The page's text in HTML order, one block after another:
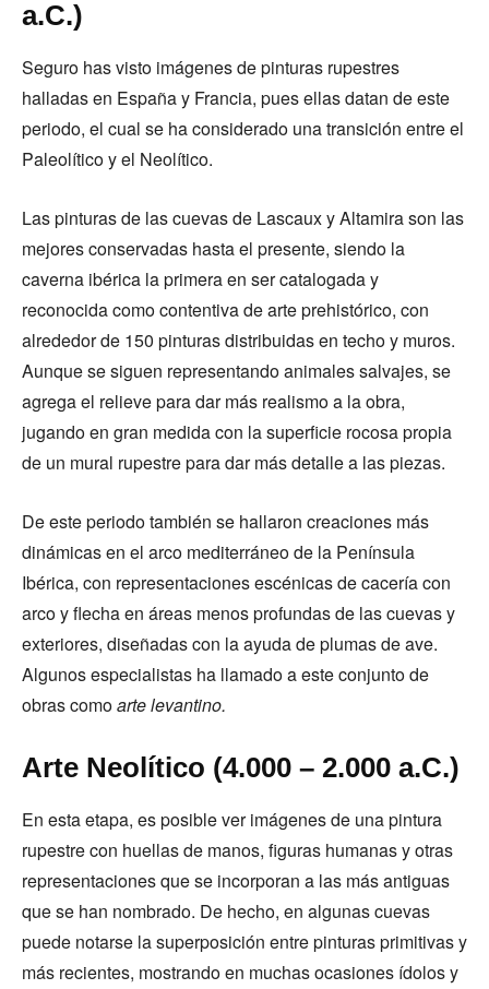
a.C.)
Seguro has visto imágenes de pinturas rupestres
halladas en España y Francia, pues ellas datan de este
periodo, el cual se ha considerado una transición entre el
Paleolítico y el Neolítico.
Las pinturas de las cuevas de Lascaux y Altamira son las
mejores conservadas hasta el presente, siendo la
caverna ibérica la primera en ser catalogada y
reconocida como contentiva de arte prehistórico, con
alrededor de 150 pinturas distribuidas en techo y muros.
Aunque se siguen representando animales salvajes, se
agrega el relieve para dar más realismo a la obra,
jugando en gran medida con la superficie rocosa propia
de un mural rupestre para dar más detalle a las piezas.
De este periodo también se hallaron creaciones más
dinámicas en el arco mediterráneo de la Península
Ibérica, con representaciones escénicas de cacería con
arco y flecha en áreas menos profundas de las cuevas y
exteriores, diseñadas con la ayuda de plumas de ave.
Algunos especialistas ha llamado a este conjunto de
obras comoarte levantino.
Arte Neolítico (4.000 – 2.000 a.C.)
En esta etapa, es posible ver imágenes de una pintura
rupestre con huellas de manos, figuras humanas y otras
representaciones que se incorporan a las más antiguas
que se han nombrado. De hecho, en algunas cuevas
puede notarse la superposición entre pinturas primitivas y
más recientes, mostrando en muchas ocasiones ídolos y